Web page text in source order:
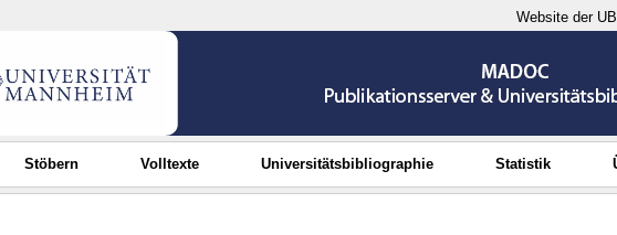
Website der UB
Stöbern Volltexte Universitätsbibliographie Statistik